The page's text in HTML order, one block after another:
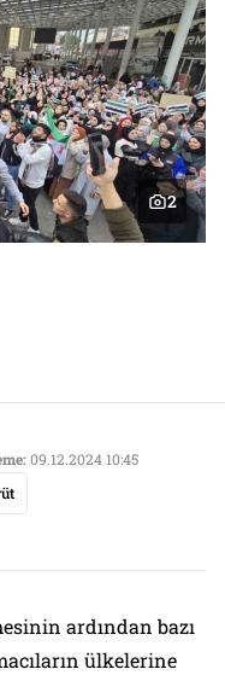
2
09.12.2024 10:45
ardından bazı
ülkelerine